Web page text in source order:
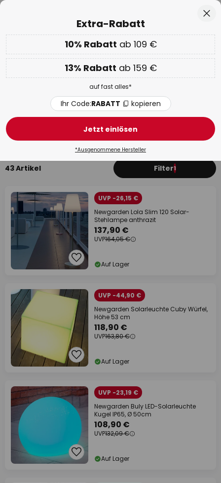
Nur
02D 19H 49M 29S
EXTRA 10% ab 109 € & 13% ab 159 €auf fast alles
Code:RABATT kopieren
WOW Week:Bis zu -70%
Solarleuchten mit Fernbedienung
Mit Bewegungsmelder Wandleuchten
43 Artikel Filter1
UVP -26,15 €
Newgarden Lola Slim 120 Solar-
Stehlampe anthrazit
137,90 €
UVP164,05 €
Auf Lager
UVP -44,90 €
Newgarden Solarleuchte Cuby Würfel,
Höhe 53 cm
118,90 €
UVP163,80 €
Auf Lager
UVP -23,19 €
Newgarden Buly LED-Solarleuchte
Kugel IP65, Ø 50cm
108,90 €
UVP132,09 €
Auf Lager
Extra-Rabatt
10% Rabatt ab 109 €
13% Rabatt ab 159 €
auf fast alles*
Ihr Code:RABATT kopieren
Jetzt einlösen
*Ausgenommene Hersteller